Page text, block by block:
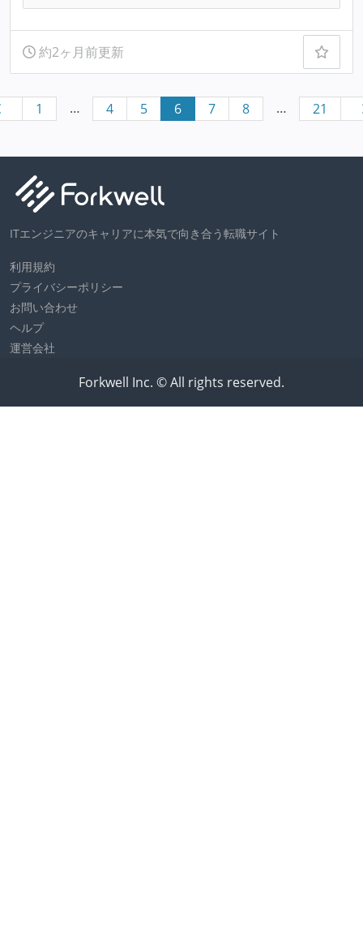
約2ヶ月前更新
1 … 4 5 6 7 8 … 21
ITエンジニアのキャリアに本気で向き合う転職サイト
利用規約
プライバシーポリシー
お問い合わせ
ヘルプ
運営会社
Forkwell Inc. © All rights reserved.